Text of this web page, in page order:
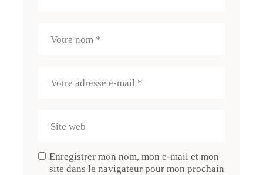
Enregistrer mon nom, mon e-mail et mon
site dans le navigateur pour mon prochain